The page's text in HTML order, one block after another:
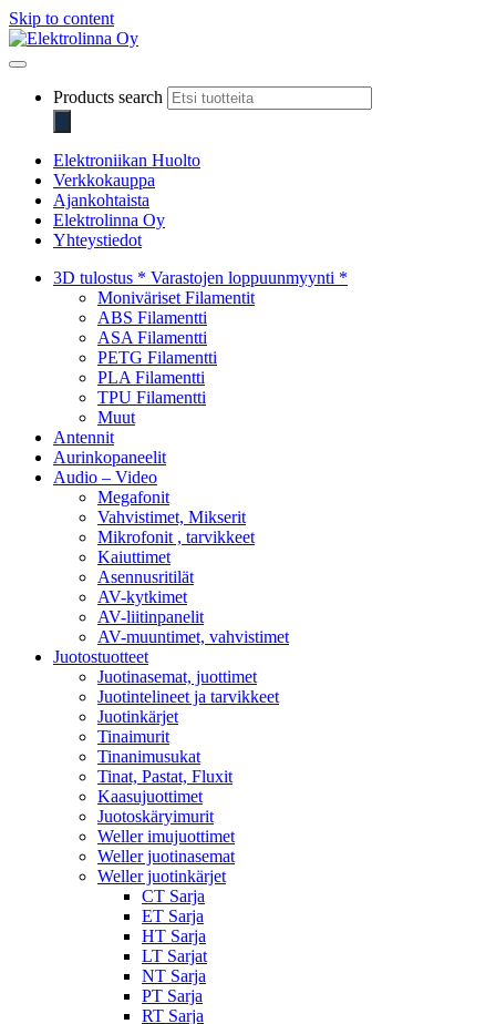
Skip to content
Products search
Elektroniikan Huolto
Verkkokauppa
Ajankohtaista
Elektrolinna Oy
Yhteystiedot
3D tulostus * Varastojen loppuunmyynti *
Moniväriset Filamentit
ABS Filamentti
ASA Filamentti
PETG Filamentti
PLA Filamentti
TPU Filamentti
Muut
Antennit
Aurinkopaneelit
Audio – Video
Megafonit
Vahvistimet, Mikserit
Mikrofonit , tarvikkeet
Kaiuttimet
Asennusritilät
AV-kytkimet
AV-liitinpanelit
AV-muuntimet, vahvistimet
Juotostuotteet
Juotinasemat, juottimet
Juotintelineet ja tarvikkeet
Juotinkärjet
Tinaimurit
Tinanimusukat
Tinat, Pastat, Fluxit
Kaasujuottimet
Juotoskäryimurit
Weller imujuottimet
Weller juotinasemat
Weller juotinkärjet
CT Sarja
ET Sarja
HT Sarja
LT Sarjat
NT Sarja
PT Sarja
RT Sarja